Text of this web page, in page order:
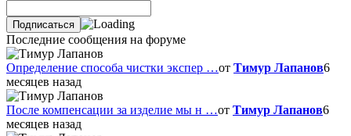
Последние сообщения на форуме
Определение способа чистки экспер …от Тимур Лапанов6
месяцев назад
После компенсации за изделие мы н …от Тимур Лапанов6
месяцев назад